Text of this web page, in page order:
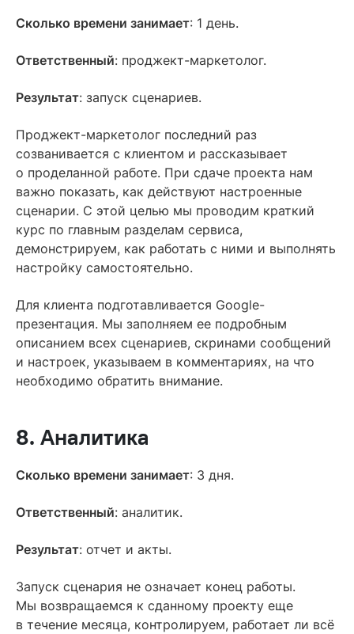
Сколько времени занимает: 1 день.
Ответственный: проджект-маркетолог.
Результат: запуск сценариев.
Проджект-маркетолог последний раз
созванивается с клиентом и рассказывает
о проделанной работе. При сдаче проекта нам
важно показать, как действуют настроенные
сценарии. С этой целью мы проводим краткий
курс по главным разделам сервиса,
демонстрируем, как работать с ними и выполнять
настройку самостоятельно.
Для клиента подготавливается Google-
презентация. Мы заполняем ее подробным
описанием всех сценариев, скринами сообщений
и настроек, указываем в комментариях, на что
необходимо обратить внимание.
8. Аналитика
Сколько времени занимает: 3 дня.
Ответственный: аналитик.
Результат: отчет и акты.
Запуск сценария не означает конец работы.
Мы возвращаемся к сданному проекту еще
в течение месяца, контролируем, работает ли всё